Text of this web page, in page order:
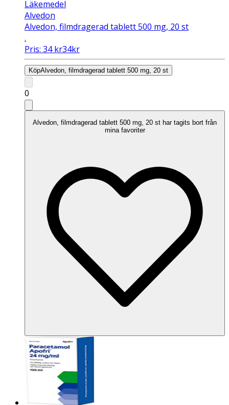
Läkemedel
Alvedon
Alvedon, filmdragerad tablett 500 mg, 20 st
.
Pris: 34kr34kr
KöpAlvedon, filmdragerad tablett 500 mg, 20 st
0
Alvedon, filmdragerad tablett 500 mg, 20 st har tagits bort från
mina favoriter